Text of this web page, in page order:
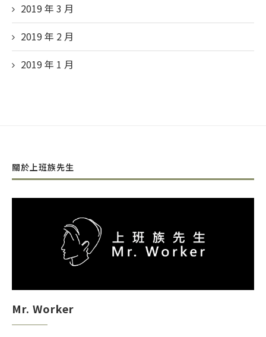
2019 年 3 月
2019 年 2 月
2019 年 1 月
關於上班族先生
Mr. Worker